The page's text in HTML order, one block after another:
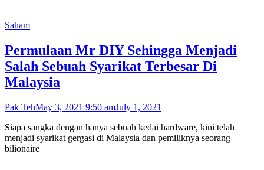
Saham
Permulaan Mr DIY Sehingga Menjadi
Salah Sebuah Syarikat Terbesar Di
Malaysia
Pak TehMay 3, 2021 9:50 amJuly 1, 2021
Siapa sangka dengan hanya sebuah kedai hardware, kini telah
menjadi syarikat gergasi di Malaysia dan pemiliknya seorang
bilionaire